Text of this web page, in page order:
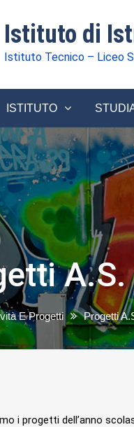
Istituto di
Istituto Tecnico – Liceo
ISTITUTO
E Progetti Progetti
i progetti dell’anno